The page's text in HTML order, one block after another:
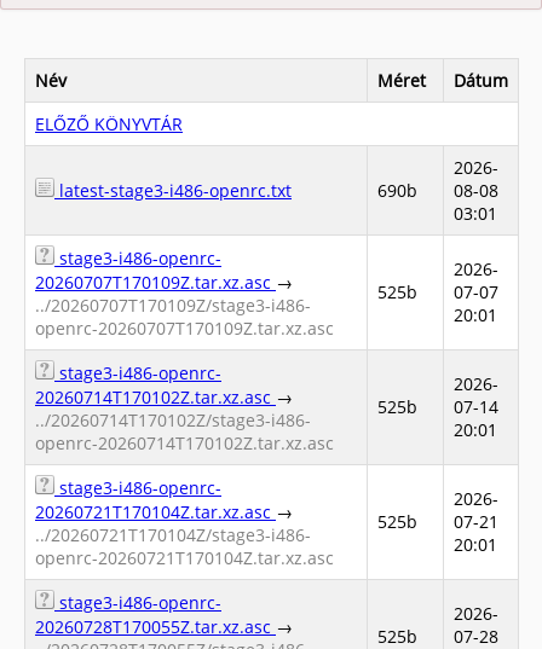
Név Méret
Dátum
ELŐZŐ KÖNYVTÁR
latest-stage3-i486-openrc.txt 690b
2026-
08-08
03:01
stage3-i486-openrc-
20260707T170109Z.tar.xz.asc →
../20260707T170109Z/stage3-i486-
openrc-20260707T170109Z.tar.xz.asc
525b
2026-
07-07
20:01
stage3-i486-openrc-
20260714T170102Z.tar.xz.asc →
../20260714T170102Z/stage3-i486-
openrc-20260714T170102Z.tar.xz.asc
525b
2026-
07-14
20:01
stage3-i486-openrc-
20260721T170104Z.tar.xz.asc →
../20260721T170104Z/stage3-i486-
openrc-20260721T170104Z.tar.xz.asc
525b
2026-
07-21
20:01
stage3-i486-openrc-
20260728T170055Z.tar.xz.asc →
525b
2026-
07-28